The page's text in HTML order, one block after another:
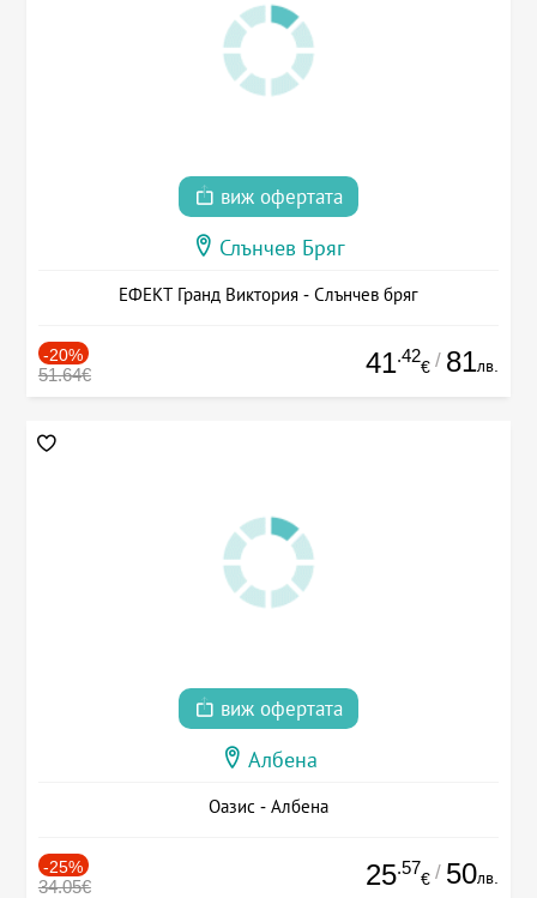
виж офертата
Слънчев Бряг
ЕФЕКТ Гранд Виктория - Слънчев бряг
-20%
51.64€ 41.42
€ / 81лв.
виж офертата
Албена
Оазис - Албена
-25%
34.05€ 25.57
€ / 50лв.